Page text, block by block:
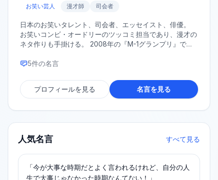
お笑い芸人 漫才師 司会者
日本のお笑いタレント、司会者、エッセイスト、俳優。
お笑いコンビ・オードリーのツッコミ担当であり、漫才の
ネタ作りも手掛ける。 2008年の『M-1グランプリ』で敗
高く支持されており、2018年にはエッセイ『表参道のセ
受賞した。 その他の代表作にベストセラーとなった『社
会人大学人見知り学部 卒業見込』や『ナナメの夕暮れ』
と子犬の7日間』で第37回日本アカデミー賞話題賞を受
賞。 パーソナリティを務めるラジオ『オードリーのオー
組として絶大な人気を誇る。
5件の名言
プロフィールを見る 名言を見る
人気名言 すべて見る
「今が大事な時期だとよく言われるけれど、自分の人
生で大事じゃなかった時期なんてない！」